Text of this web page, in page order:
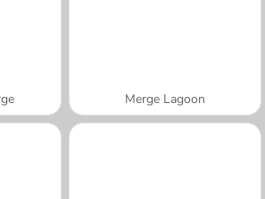
Merge Lagoon